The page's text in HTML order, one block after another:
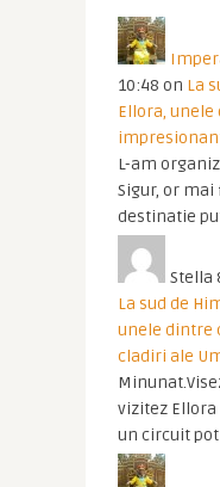
10:48 on La
Ellora,
L-am
Sigur, or mai
destinatie
Stella
La sud de
unele dintre
cladiri ale
vizitez Ellora
un circuit